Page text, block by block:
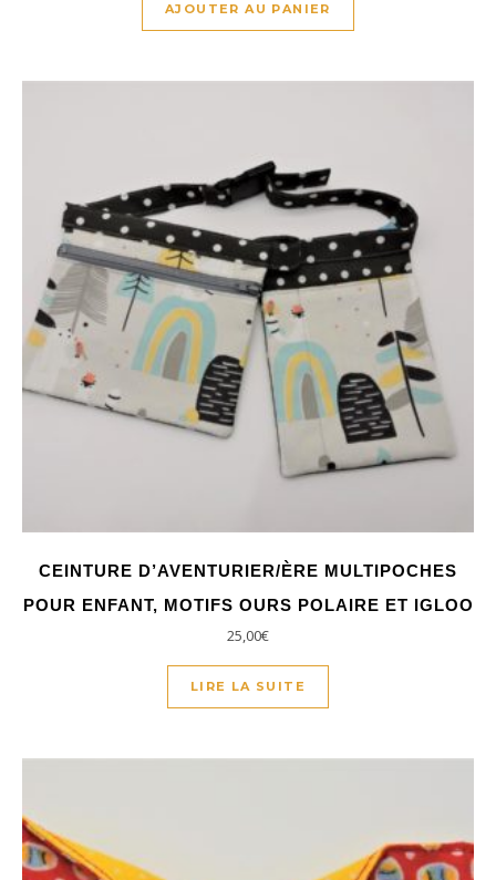
AJOUTER AU PANIER
CEINTURE D’AVENTURIER/ÈRE MULTIPOCHES
POUR ENFANT, MOTIFS OURS POLAIRE ET IGLOO
25,00€
LIRE LA SUITE